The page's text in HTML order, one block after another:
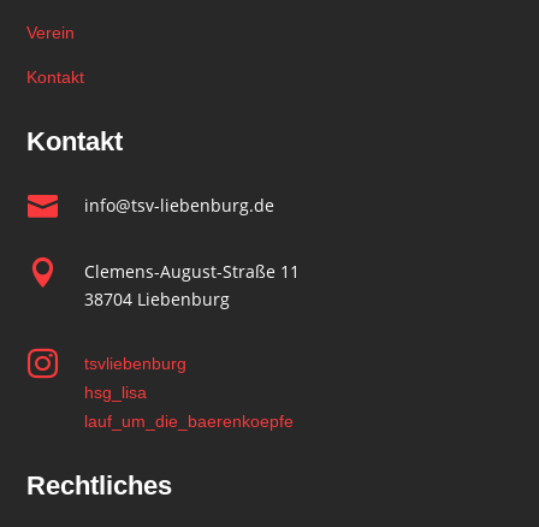
Verein
Kontakt
Kontakt
 info@tsv-liebenburg.de

Clemens-August-Straße 11
38704 Liebenburg

tsvliebenburg
hsg_lisa
lauf_um_die_baerenkoepfe
Rechtliches